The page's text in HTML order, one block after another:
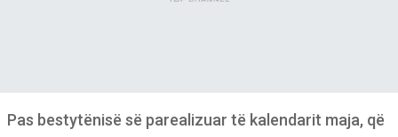
Pas bestytënisë së parealizuar të kalendarit maja, që